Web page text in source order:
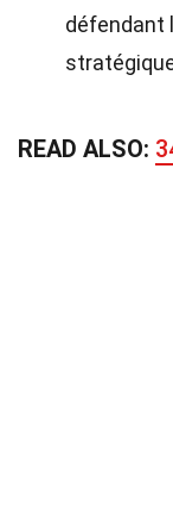
défendant
READ ALSO: